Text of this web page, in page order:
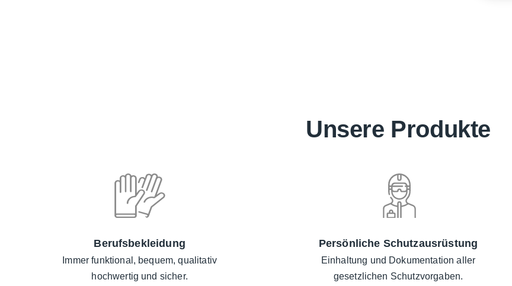
Unsere Produkte
Berufsbekleidung
Immer funktional, bequem, qualitativ
hochwertig und sicher.
Persönliche Schutzausrüstung
Einhaltung und Dokumentation aller
gesetzlichen Schutzvorgaben.